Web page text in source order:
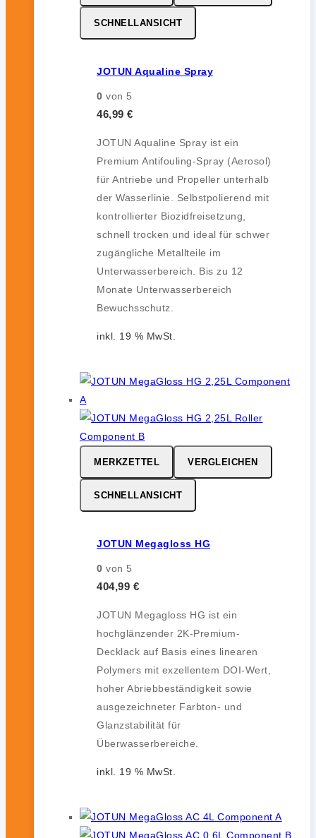
SCHNELLANSICHT
JOTUN Aqualine Spray
0 von 5
46,99 €
JOTUN Aqualine Spray ist ein
Premium Antifouling-Spray (Aerosol)
für Antriebe und Propeller unterhalb
der Wasserlinie. Selbstpolierend mit
kontrollierter Biozidfreisetzung,
schnell trocken und ideal für schwer
zugängliche Metallteile im
Unterwasserbereich. Bis zu 12
Monate Unterwasserbereich
Bewuchsschutz.
inkl. 19 % MwSt.
MERKZETTEL VERGLEICHEN
SCHNELLANSICHT
JOTUN Megagloss HG
0 von 5
404,99 €
JOTUN Megagloss HG ist ein
hochglänzender 2K-Premium-
Decklack auf Basis eines linearen
Polymers mit exzellentem DOI-Wert,
hoher Abriebbeständigkeit sowie
ausgezeichneter Farbton- und
Glanzstabilität für
Überwasserbereiche.
inkl. 19 % MwSt.